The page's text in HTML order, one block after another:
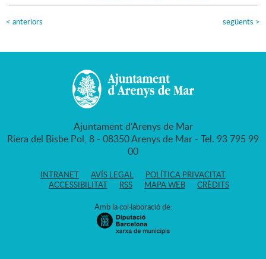
< anteriors següents >
Ajuntament d'Arenys de Mar
Riera del Bisbe Pol, 8 - 08350 Arenys de Mar - Tel. 93 795 99
00
INTRANET AVÍS LEGAL
POLÍTICA PRIVACITAT
ACCESSIBILITAT
RSS MAPA WEB CRÈDITS
Amb la col·laboració de: